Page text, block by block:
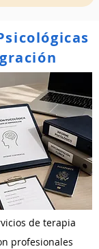
de terapia
profesionales